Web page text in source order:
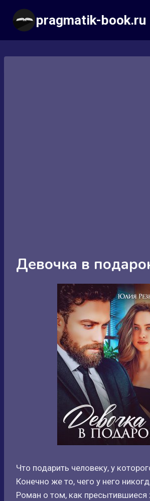
Перейти
содержимому
pragmatik-book.ru
Девочка в
Что подарить человеку, у
Конечно же то, чего у него
Роман о том, как